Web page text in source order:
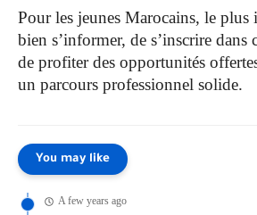
Pour les jeunes Marocains, le plus
bien s’informer, de s’inscrire dans
de profiter des opportunités
un parcours professionnel solide.
You may like
A few years ago